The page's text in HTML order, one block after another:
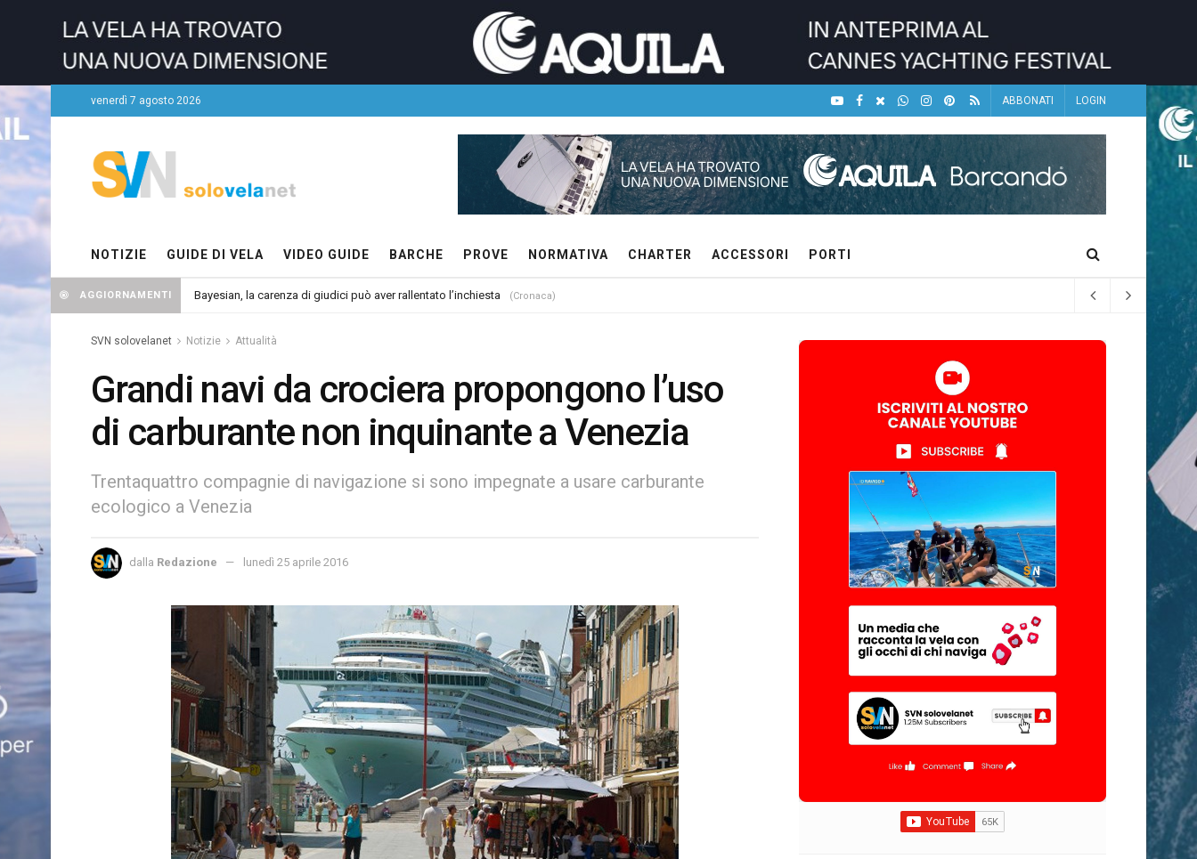
venerdì 7 agosto 2026 ABBONATI LOGIN
NOTIZIE GUIDE DI VELA VIDEO GUIDE BARCHE PROVE NORMATIVA CHARTER ACCESSORI PORTI
AGGIORNAMENTI Bayesian, la carenza di giudici può aver rallentato l’inchiesta (Cronaca)
SVN solovelanet Notizie Attualità
Grandi navi da crociera propongono l’uso
di carburante non inquinante a Venezia
Trentaquattro compagnie di navigazione si sono impegnate a usare carburante
ecologico a Venezia
dalla Redazione lunedì 25 aprile 2016